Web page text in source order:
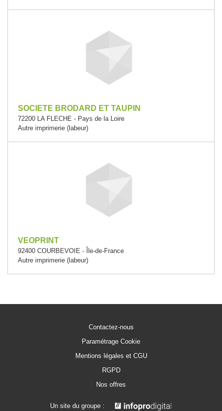
SOCIETE BRODARD ET TAUPIN
72200 LA FLECHE - Pays de la Loire
Autre imprimerie (labeur)
VEOPRINT
92400 COURBEVOIE - Île-de-France
Autre imprimerie (labeur)
Contactez-nous
Paramétrage Cookie
Mentions légales et CGU
RGPD
Nos offres
Un site du groupe :